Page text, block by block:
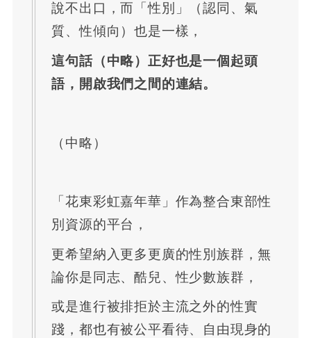
說不出口，而「性別」（認同、氣
質、性傾向）也是一樣，
這句話（中略）正好也是一個起頭
語，開啟我們之間的連結。
（中略）
「花東彩虹嘉年華」作為整合東部性
別資源的平台，
更希望納入更多更廣的性別族群，無
論你是同志、酷兒、性少數族群，
或是進行被排拒於主流之外的性實
踐，都也有被公平看待、自由現身的